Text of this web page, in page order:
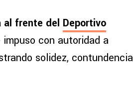
al frente del Deportivo
con autoridad a
solidez, contundencia